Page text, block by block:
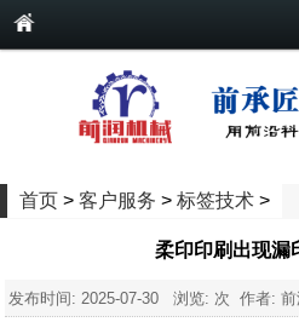
首页 > 客户服务 > 标签技术 >
柔印印刷出现漏
发布时间: 2025-07-30 浏览: 次 作者: 前